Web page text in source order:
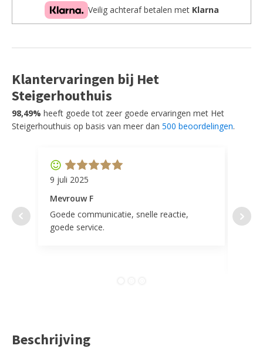
Veilig achteraf betalen met Klarna
Klantervaringen bij Het
Steigerhouthuis
98,49% heeft goede tot zeer goede ervaringen met Het
Steigerhouthuis op basis van meer dan 500 beoordelingen.
9 juli 2025
Mevrouw F
Goede communicatie, snelle reactie,
goede service.
door
Beschrijving